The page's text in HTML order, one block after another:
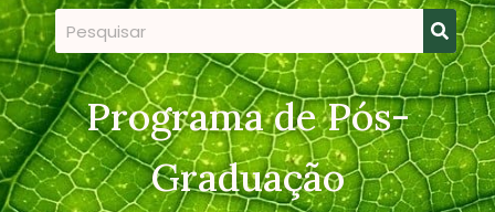
Programa de Pós-
Graduação